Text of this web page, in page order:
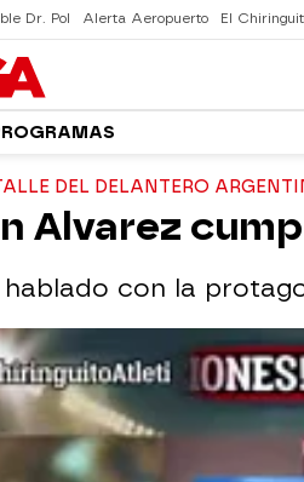
Dr. Pol Alerta Aeropuerto El
DEL DELANTERO
Alvarez
hablado con la